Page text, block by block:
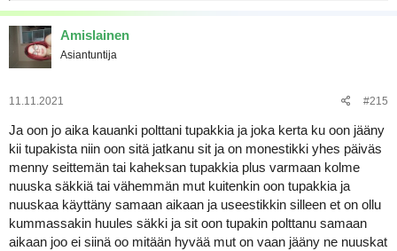
a
k
t
i
o
:
Amislainen
Asiantuntija
11.11.2021 #215
Ja oon jo aika kauanki polttani tupakkia ja joka kerta ku oon jääny
kii tupakista niin oon sitä jatkanu sit ja on monestikki yhes päiväs
menny seittemän tai kaheksan tupakkia plus varmaan kolme
nuuska säkkiä tai vähemmän mut kuitenkin oon tupakkia ja
nuuskaa käyttäny samaan aikaan ja useestikkin silleen et on ollu
kummassakin huules säkki ja sit oon tupakin polttanu samaan
aikaan joo ei siinä oo mitään hyvää mut on vaan jääny ne nuuskat